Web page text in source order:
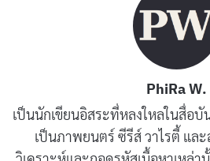
PhiRa W.
เป็นนักเขียนอิสระที่หลงใหลในสื่อ
เป็นภาพยนตร์ ซีรีส์ วาไรตี้ แล